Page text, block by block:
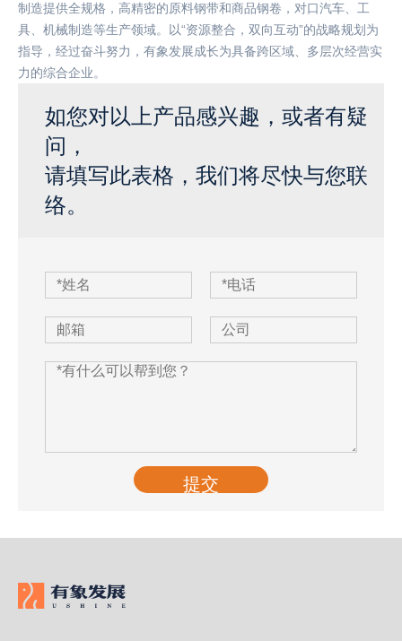
制造提供全规格，高精密的原料钢带和商品钢卷，对口汽车、工
具、机械制造等生产领域。以“资源整合，双向互动”的战略规划为
指导，经过奋斗努力，有象发展成长为具备跨区域、多层次经营实
力的综合企业。
如您对以上产品感兴趣，或者有疑
问，
请填写此表格，我们将尽快与您联
络。
提交